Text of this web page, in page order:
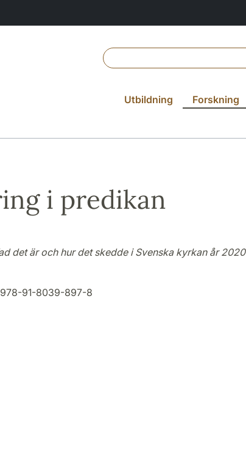
Utbildning Forskning
i predikan
det är och hur det skedde i Svenska kyrkan år 2020
91-8039-897-8